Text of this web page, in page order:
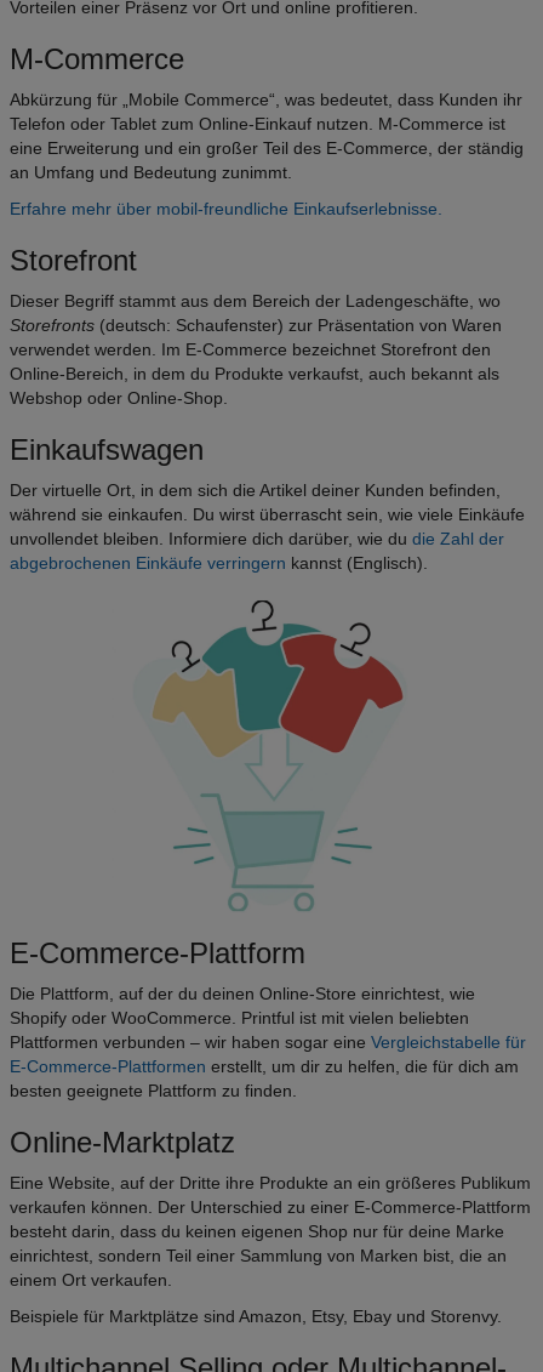
Vorteilen einer Präsenz vor Ort und online profitieren.
M-Commerce
Abkürzung für „Mobile Commerce“, was bedeutet, dass Kunden ihr
Telefon oder Tablet zum Online-Einkauf nutzen. M-Commerce ist
eine Erweiterung und ein großer Teil des E-Commerce, der ständig
an Umfang und Bedeutung zunimmt.
Erfahre mehr über mobil-freundliche Einkaufserlebnisse.
Storefront
Dieser Begriff stammt aus dem Bereich der Ladengeschäfte, wo
Storefronts (deutsch: Schaufenster) zur Präsentation von Waren
verwendet werden. Im E-Commerce bezeichnet Storefront den
Online-Bereich, in dem du Produkte verkaufst, auch bekannt als
Webshop oder Online-Shop.
Einkaufswagen
Der virtuelle Ort, in dem sich die Artikel deiner Kunden befinden,
während sie einkaufen. Du wirst überrascht sein, wie viele Einkäufe
unvollendet bleiben. Informiere dich darüber, wie du die Zahl der
abgebrochenen Einkäufe verringern kannst (Englisch).
E-Commerce-Plattform
Die Plattform, auf der du deinen Online-Store einrichtest, wie
Shopify oder WooCommerce. Printful ist mit vielen beliebten
Plattformen verbunden – wir haben sogar eine Vergleichstabelle für
E-Commerce-Plattformen erstellt, um dir zu helfen, die für dich am
besten geeignete Plattform zu finden.
Online-Marktplatz
Eine Website, auf der Dritte ihre Produkte an ein größeres Publikum
verkaufen können. Der Unterschied zu einer E-Commerce-Plattform
besteht darin, dass du keinen eigenen Shop nur für deine Marke
einrichtest, sondern Teil einer Sammlung von Marken bist, die an
einem Ort verkaufen.
Beispiele für Marktplätze sind Amazon, Etsy, Ebay und Storenvy.